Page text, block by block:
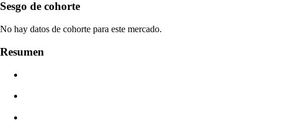
Precio De Liquidación
N/D
Sesgo de cohorte
No hay datos de cohorte para este mercado.
Resumen